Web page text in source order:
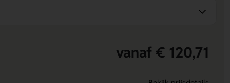
vanaf € 120,71